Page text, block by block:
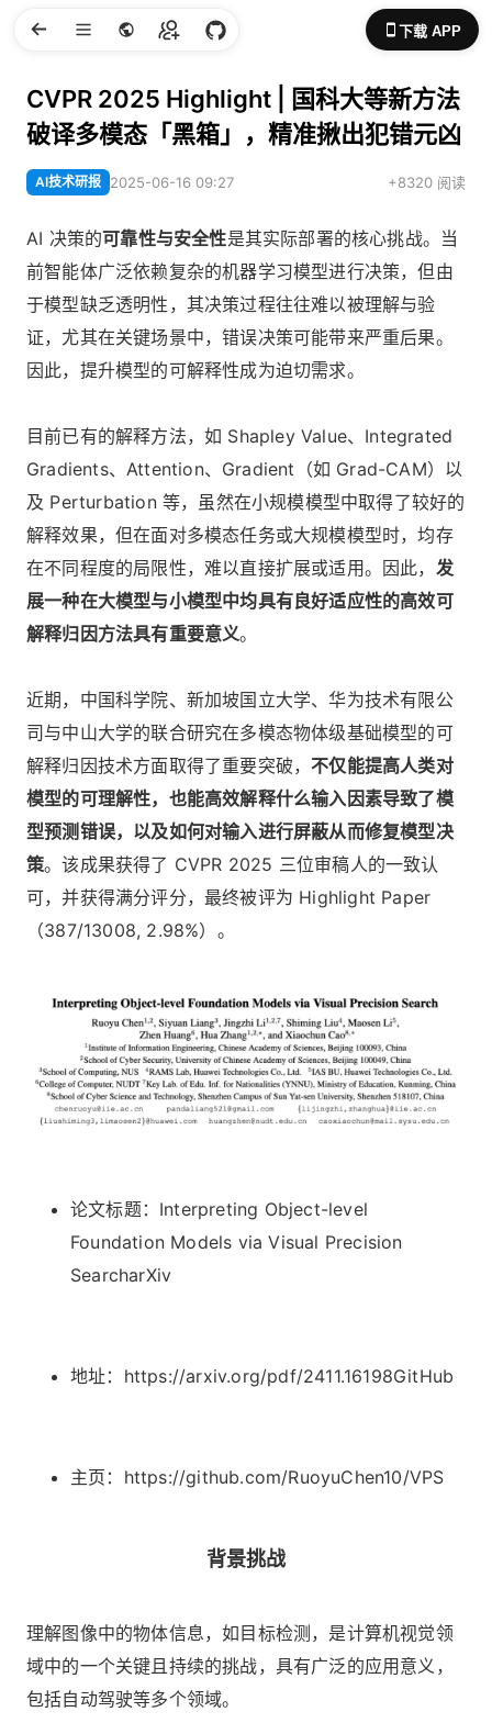
下载 APP
CVPR 2025 Highlight | 国科大等新方法
破译多模态「黑箱」，精准揪出犯错元凶
AI技术研报 2025-06-16 09:27 +8320 阅读
AI 决策的可靠性与安全性是其实际部署的核心挑战。当
前智能体广泛依赖复杂的机器学习模型进行决策，但由
于模型缺乏透明性，其决策过程往往难以被理解与验
证，尤其在关键场景中，错误决策可能带来严重后果。
因此，提升模型的可解释性成为迫切需求。
目前已有的解释方法，如 Shapley Value、Integrated
Gradients、Attention、Gradient（如 Grad-CAM）以
及 Perturbation 等，虽然在小规模模型中取得了较好的
解释效果，但在面对多模态任务或大规模模型时，均存
在不同程度的局限性，难以直接扩展或适用。因此， 发
展一种在大模型与小模型中均具有良好适应性的高效可
解释归因方法具有重要意义。
近期，中国科学院、新加坡国立大学、华为技术有限公
司与中山大学的联合研究在多模态物体级基础模型的可
解释归因技术方面取得了重要突破，不仅能提高人类对
模型的可理解性，也能高效解释什么输入因素导致了模
型预测错误，以及如何对输入进行屏蔽从而修复模型决
策。该成果获得了 CVPR 2025 三位审稿人的一致认
可，并获得满分评分，最终被评为 Highlight Paper
（387/13008, 2.98%）。
论文标题：Interpreting Object-level
Foundation Models via Visual Precision
SearcharXiv
地址：https://arxiv.org/pdf/2411.16198GitHub
主页：https://github.com/RuoyuChen10/VPS
背景挑战
理解图像中的物体信息，如目标检测，是计算机视觉领
域中的一个关键且持续的挑战，具有广泛的应用意义，
包括自动驾驶等多个领域。